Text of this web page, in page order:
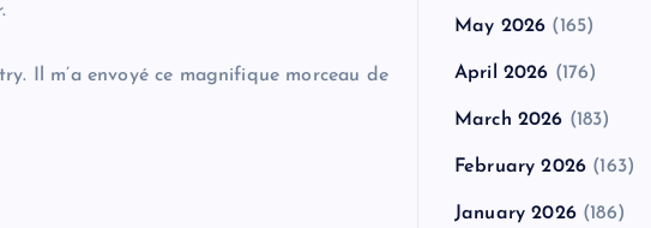
Il m’a envoyé ce magnifique morceau de
May 2026 (165)
April 2026 (176)
March 2026 (183)
February 2026 (163)
January 2026(186)